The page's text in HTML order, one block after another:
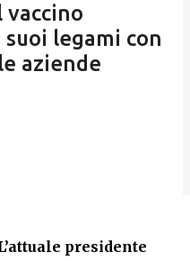
vaccino
legami con
aziende
presidente